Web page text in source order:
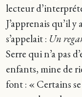
lecteur
J’apprenais qu’il
s’appelait : Un
Serre qui n’a pas
enfants, mine de
font : « Certains